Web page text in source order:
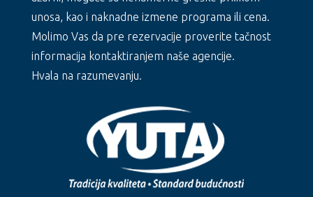
unosa, kao i naknadne izmene programa ili cena.
Molimo Vas da pre rezervacije proverite tačnost
informacija kontaktiranjem naše agencije.
Hvala na razumevanju.